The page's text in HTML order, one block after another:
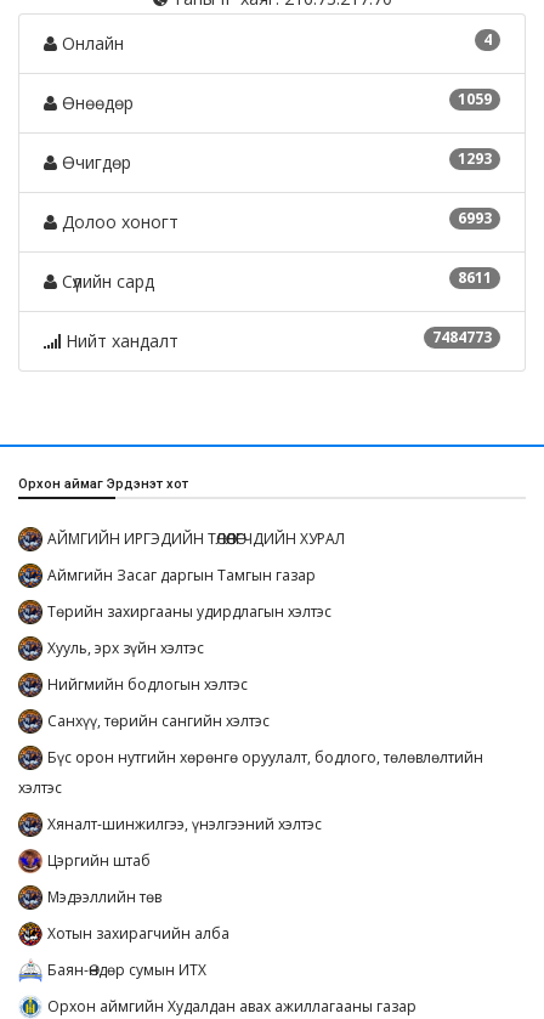
4
Онлайн
1059
Өнөөдөр
1293
Өчигдөр
6993
Долоо хоногт
8611
Сүүлийн сард
7484773
Нийт хандалт
Орхон аймаг Эрдэнэт хот
АЙМГИЙН ИРГЭДИЙН ТӨЛӨӨЛӨГЧДИЙН ХУРАЛ
Аймгийн Засаг даргын Тамгын газар
Төрийн захиргааны удирдлагын хэлтэс
Хууль, эрх зүйн хэлтэс
Нийгмийн бодлогын хэлтэс
Санхүү, төрийн сангийн хэлтэс
Бүс орон нутгийн хөрөнгө оруулалт, бодлого, төлөвлөлтийн
хэлтэс
Хяналт-шинжилгээ, үнэлгээний хэлтэс
Цэргийн штаб
Мэдээллийн төв
Хотын захирагчийн алба
Баян-Өндөр сумын ИТХ
Орхон аймгийн Худалдан авах ажиллагааны газар